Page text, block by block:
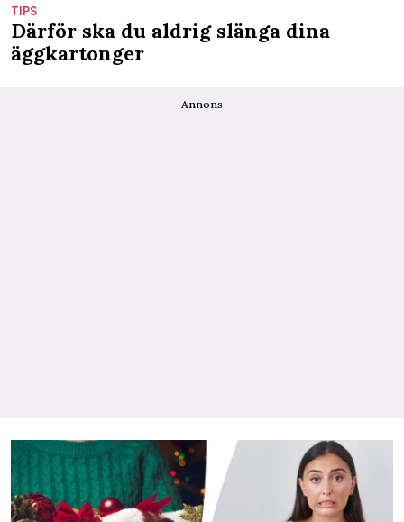
TIPS
Därför ska du aldrig slänga dina
äggkartonger
Annons